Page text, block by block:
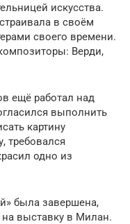
искусства.
в своём
своего времени.
Верди,
ещё работал над
выполнить
картину
требовался
одно из
была завершена,
на выставку в Милан.